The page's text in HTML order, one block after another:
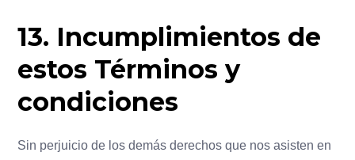
13. Incumplimientos de
estos Términos y
condiciones
Sin perjuicio de los demás derechos que nos asisten en